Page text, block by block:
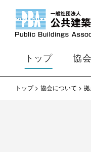
トップ 協
トップ 協会について